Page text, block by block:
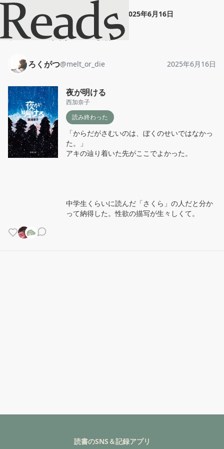
ろくがつ "夜が明ける 2025年6月16日
ホーム ろくがつ 投稿
ろくがつ@melt_or_die 2025年6月16日
夜が明ける
西加奈子
読み終わった
「からだがさむいのは、ぼくのせいではなかっ
た。」
アキの辿り着いた先がここでよかった。
中学生くらいに読んだ「さくら」の人だと分か
って納得した。性欲の描写が生々しくて。
読書のSNS＆記録アプリ